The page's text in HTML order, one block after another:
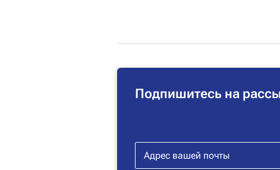
Подпишитесь на